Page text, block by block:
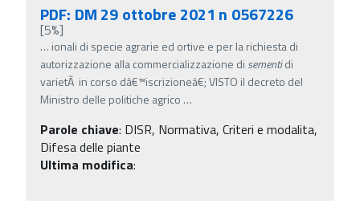
PDF: DM 29 ottobre 2021 n 0567226
[5%]
… ionali di specie agrarie ed ortive e per la richiesta di
autorizzazione alla commercializzazione di sementidi
varietÃ in corso dâ€™iscrizioneâ€; VISTO il decreto del
Ministro delle politiche agrico …
Parole chiave: DISR, Normativa, Criteri e modalita,
Difesa delle piante
Ultima modifica: